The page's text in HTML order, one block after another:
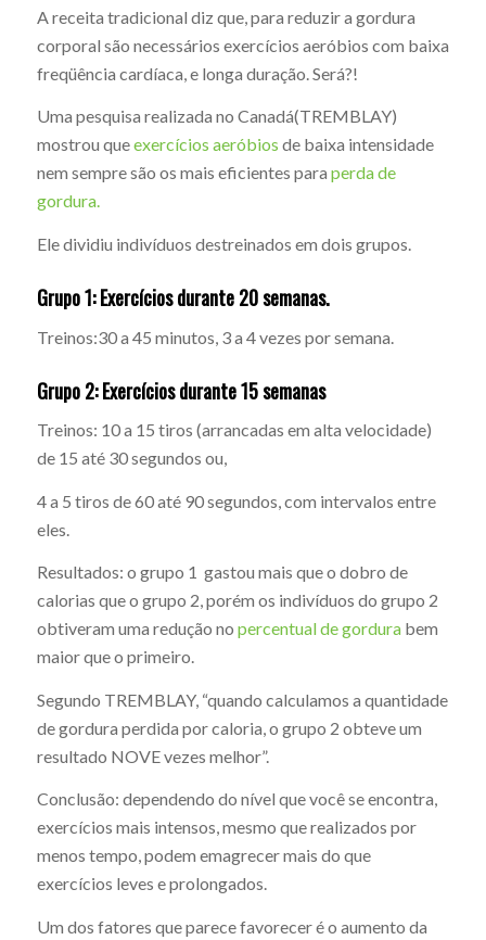
A receita tradicional diz que, para reduzir a gordura
corporal são necessários exercícios aeróbios com baixa
freqüência cardíaca, e longa duração. Será?!
Uma pesquisa realizada no Canadá(TREMBLAY)
mostrou queexercícios aeróbios de baixa intensidade
nem sempre são os mais eficientes para perda de
gordura.
Ele dividiu indivíduos destreinados em dois grupos.
Grupo 1: Exercícios durante 20 semanas.
Treinos:30 a 45 minutos, 3 a 4 vezes por semana.
Grupo 2: Exercícios durante 15 semanas
Treinos: 10 a 15 tiros (arrancadas em alta velocidade)
de 15 até 30 segundos ou,
4 a 5 tiros de 60 até 90 segundos, com intervalos entre
eles.
Resultados: o grupo 1 gastou mais que o dobro de
calorias que o grupo 2, porém os indivíduos do grupo 2
obtiveram uma redução no percentual de gordura bem
maior que o primeiro.
Segundo TREMBLAY, “quando calculamos a quantidade
de gordura perdida por caloria, o grupo 2 obteve um
resultado NOVE vezes melhor”.
Conclusão: dependendo do nível que você se encontra,
exercícios mais intensos, mesmo que realizados por
menos tempo, podem emagrecer mais do que
exercícios leves e prolongados.
Um dos fatores que parece favorecer é o aumento da